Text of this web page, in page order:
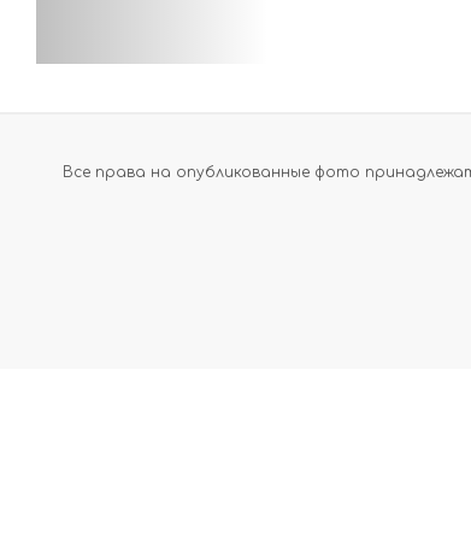
Все права на опубликованные фото